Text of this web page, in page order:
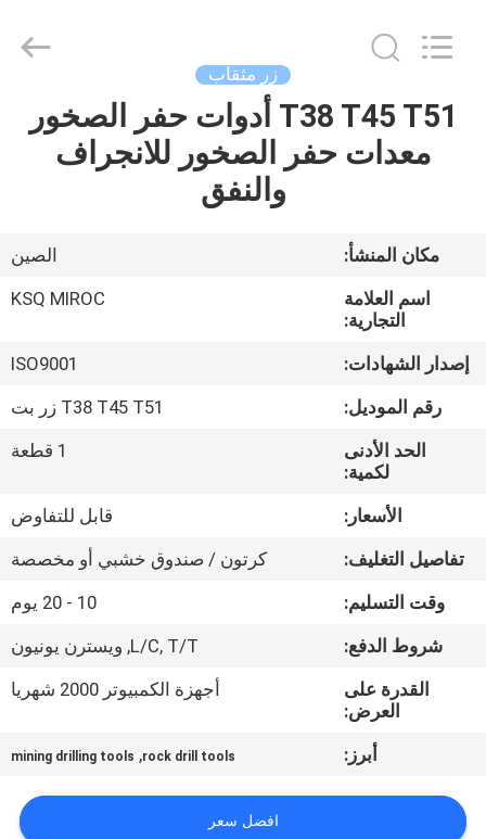
الصفحة
الرئيسية
معلومات
جولة
مراقبة
الجودة
اتصل
اقتباس
Reserved.
زر مثقاب
T38 T45 T51 أدوات حفر الصخور
معدات حفر الصخور للانجراف
والنفق
مكان المنشأ:
الصين
اسم العلامة
التجارية:
KSQ MIROC
إصدار الشهادات:
ISO9001
رقم الموديل:
T38 T45 T51 زر بت
الحد الأدنى
لكمية:
1 قطعة
الأسعار:
قابل للتفاوض
تفاصيل التغليف:
كرتون / صندوق خشبي أو مخصصة
وقت التسليم:
10 - 20 يوم
شروط الدفع:
L/C, T/T, ويسترن يونيون
القدرة على
العرض:
أجهزة الكمبيوتر 2000 شهريا
أبرز: rock drill tools
,
mining drilling tools
افضل سعر